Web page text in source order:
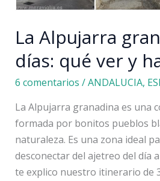
La Alpujarra
días: qué ver y
6 comentarios /ANDALUCIA,
La Alpujarra granadina es una
formada por bonitos pueblos
naturaleza. Es una zona ideal
desconectar del ajetreo del día
te explico nuestro itinerario de